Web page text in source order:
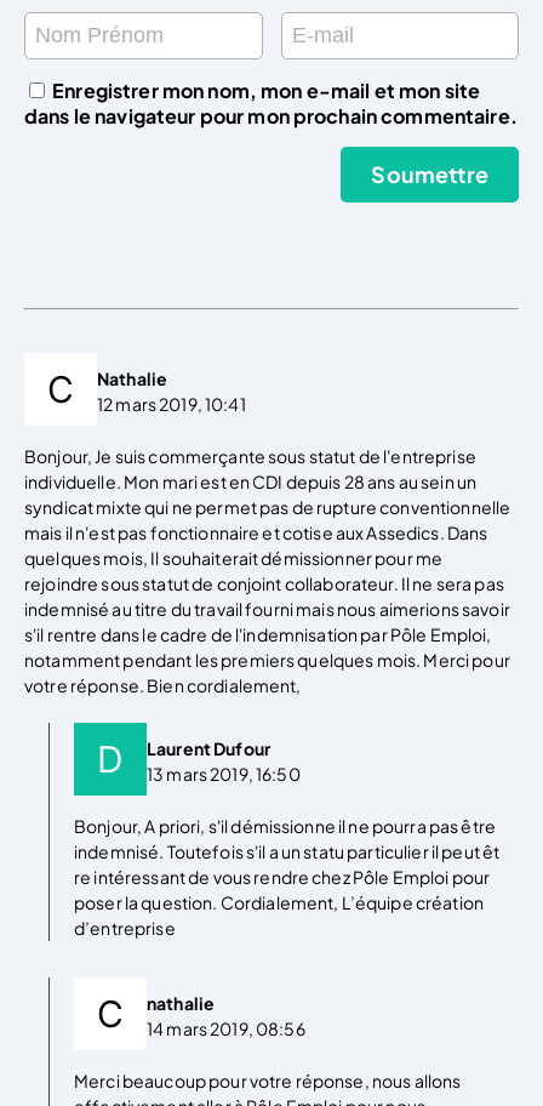
Enregistrer mon nom, mon e-mail et mon site
dans le navigateur pour mon prochain commentaire.
Nathalie
12 mars 2019, 10:41
Bonjour, Je suis commerçante sous statut de l'entreprise
individuelle. Mon mari est en CDI depuis 28 ans au sein un
syndicat mixte qui ne permet pas de rupture conventionnelle
mais il n'est pas fonctionnaire et cotise aux Assedics. Dans
quelques mois, Il souhaiterait démissionner pour me
rejoindre sous statut de conjoint collaborateur. Il ne sera pas
indemnisé au titre du travail fourni mais nous aimerions savoir
s'il rentre dans le cadre de l'indemnisation par Pôle Emploi,
notamment pendant les premiers quelques mois. Merci pour
votre réponse. Bien cordialement,
Laurent Dufour
13 mars 2019, 16:50
Bonjour, A priori, s'il démissionne il ne pourra pas être
indemnisé. Toutefois s'il a un statu particulier il peut êt
re intéressant de vous rendre chez Pôle Emploi pour
poser la question. Cordialement, L’équipe création
d’entreprise
nathalie
14 mars 2019, 08:56
Merci beaucoup pour votre réponse, nous allons